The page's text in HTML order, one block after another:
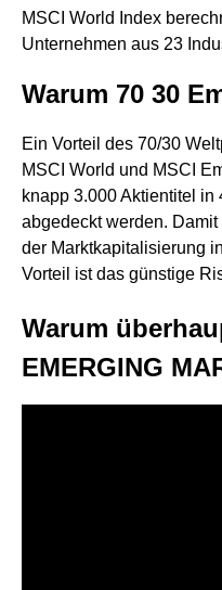
MSCI World Index
Unternehmen aus 23
Warum 70 30
Ein Vorteil des 70/30
MSCI World und MSCI
knapp 3.000 Aktientitel
abgedeckt werden.
der Marktkapitalisierung
Vorteil ist das günstige
Warum
EMERGING